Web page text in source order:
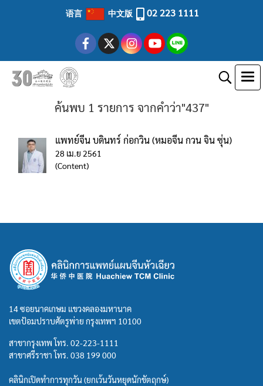
语言 中文版 02 223 1111
ค้นพบ 1 รายการ จากคำว่า"437"
แพทย์จีน บดินทร์ ก่อกวิน (หมอจีน กวน จิน ซุ่น)
28 เม.ย 2561
(Content)
14 ซอยนาคเกษม แขวงคลองมหานาค
เขตป้อมปราบศัตรูพ่าย กรุงเทพฯ 10100
สาขากรุงเทพ โทร. 02-223-1111
สาขาศรีราชา โทร. 038 199 000
คลินิกเปิดทำการทุกวัน (ยกเว้นวันหยุดนักขัตฤกษ์)